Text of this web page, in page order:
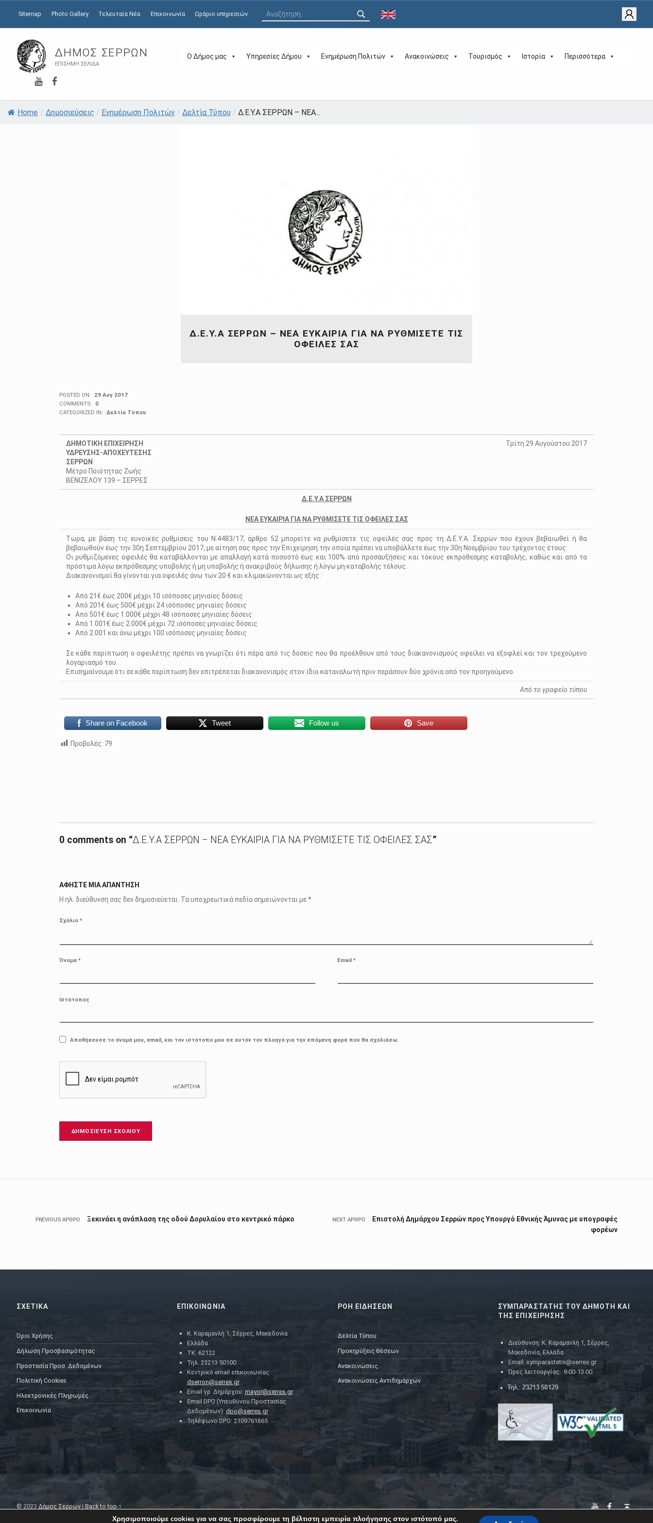
ΔΉΜΟΣ ΣΕΡΡΏΝ
ΕΠΊΣΗΜΗ ΣΕΛΊΔΑ
Ο Δήμος μας Υπηρεσίες Δήμου Ενημέρωση Πολιτών Ανακοινώσεις Τουρισμός Ιστορία Περισσότερα
YouTube
Sitemap Photo Gallery Τελευταία Νέα Επικοινωνία Ωράριο υπηρεσιών
Home / Δημοσιεύσεις / Ενημέρωση Πολιτών / Δελτία Τύπου / Δ.Ε.Υ.Α ΣΕΡΡΩΝ – ΝΕΑ...
Δ.Ε.Υ.Α ΣΕΡΡΩΝ – ΝΕΑ ΕΥΚΑΙΡΙΑ ΓΙΑ ΝΑ ΡΥΘΜΙΣΕΤΕ ΤΙΣ
ΟΦΕΙΛΕΣ ΣΑΣ
POSTED ON:
29 Αυγ 2017
COMMENTS:
0
CATEGORIZED IN: Δελτία Τύπου
ΔΗΜΟΤΙΚΗ ΕΠΙΧΕΙΡΗΣΗ
ΥΔΡΕΥΣΗΣ-ΑΠΟΧΕΥΤΕΣΗΣ
ΣΕΡΡΩΝ
Μέτρο Ποιότητας Ζωής
ΒΕΝΙΖΕΛΟΥ 139 – ΣΕΡΡΕΣ
Τρίτη 29 Αυγούστου 2017
Δ.Ε.Υ.Α ΣΕΡΡΩΝ
ΝΕΑ ΕΥΚΑΙΡΙΑ ΓΙΑ ΝΑ ΡΥΘΜΙΣΕΤΕ ΤΙΣ ΟΦΕΙΛΕΣ ΣΑΣ
Τώρα, με βάση τις ευνοϊκές ρυθμίσεις του Ν.4483/17, άρθρο 52 μπορείτε να ρυθμίσετε τις οφειλές σας προς τη Δ.Ε.Υ.Α. Σερρών που έχουν βεβαιωθεί ή θα
βεβαιωθούν έως την 30η Σεπτεμβρίου 2017, με αίτηση σας προς την Επιχείρηση την οποία πρέπει να υποβάλλετε έως την 30η Νοεμβρίου του τρέχοντος έτους.
Οι ρυθμιζόμενες οφειλές θα καταβάλλονται με απαλλαγή κατά ποσοστό έως και 100% από προσαυξήσεις και τόκους εκπρόθεσμης καταβολής, καθώς και από τα
πρόστιμα λόγω εκπρόθεσμης υποβολής ή μη υποβολής ή ανακριβούς δήλωσης ή λόγω μη καταβολής τέλους.
Διακανονισμοί θα γίνονται για οφειλές άνω των 20 € και κλιμακώνονται ως εξής :
Από 21€ έως 200€ μέχρι 10 ισόποσες μηνιαίες δόσεις
Από 201€ έως 500€ μέχρι 24 ισόποσες μηνιαίες δόσεις
Από 501€ έως 1.000€ μέχρι 48 ισόποσες μηνιαίες δόσεις
Από 1.001€ έως 2.000€ μέχρι 72 ισόποσες μηνιαίες δόσεις
Από 2.001 και άνω μέχρι 100 ισόποσες μηνιαίες δόσεις
Σε κάθε περίπτωση ο οφειλέτης πρέπει να γνωρίζει ότι πέρα από τις δόσεις που θα προέλθουν από τους διακανονισμούς οφείλει να εξοφλεί και τον τρεχούμενο
λογαριασμό του.
Επισημαίνουμε ότι σε κάθε περίπτωση δεν επιτρέπεται διακανονισμός στον ίδιο καταναλωτή πριν περάσουν δύο χρόνια από τον προηγούμενο.
Από το γραφείο τύπου
Share on Facebook Tweet Follow us Save
Προβολές: 79
0 comments on “Δ.Ε.Υ.Α ΣΕΡΡΩΝ – ΝΕΑ ΕΥΚΑΙΡΙΑ ΓΙΑ ΝΑ ΡΥΘΜΙΣΕΤΕ ΤΙΣ ΟΦΕΙΛΕΣ ΣΑΣ”
ΑΦΉΣΤΕ ΜΙΑ ΑΠΆΝΤΗΣΗ
Η ηλ. διεύθυνση σας δεν δημοσιεύεται. Τα υποχρεωτικά πεδία σημειώνονται με*
Σχόλιο *
Όνομα * Email *
Ιστότοπος
Αποθήκευσε το όνομά μου, email, και τον ιστότοπο μου σε αυτόν τον πλοηγό για την επόμενη φορά που θα σχολιάσω.
Πλοήγηση άρθρων
PREVIOUS ΆΡΘΡΟ Ξεκινάει η ανάπλαση της οδού Δορυλαίου στο κεντρικό πάρκο NEXT ΆΡΘΡΟ
Επιστολή Δημάρχου Σερρών προς Υπουργό Εθνικής Άμυνας με υπογραφές
φορέων
ΣΧΕΤΙΚΑ
Όροι Χρήσης
Δήλωση Προσβασιμότητας
Προστασία Προσ. Δεδομένων
Πολιτική Cookies
Ηλεκτρονικές Πληρωμές
Επικοινωνία
ΕΠΙΚΟΙΝΩΝΙΑ
Κ. Καραμανλή 1, Σέρρες, Μακεδονία
Ελλάδα
ΤΚ: 62122
Τηλ. 23213 50100
Κεντρικό email επικοινωνίας:
dserron@serres.gr
Email γρ. Δημάρχου: mayor@serres.gr
Email DPO (Υπευθύνου Προστασίας
Δεδομένων): dpo@serres.gr
Τηλέφωνο DPO: 2109761865
ΡΟΗ ΕΙΔΗΣΕΩΝ
Δελτία Τύπου
Προκηρύξεις θέσεων
Ανακοινώσεις
Ανακοινώσεις Αντιδημάρχων
ΣΥΜΠΑΡΑΣΤΑΤΗΣ ΤΟΥ ΔΗΜΟΤΗ ΚΑΙ
ΤΗΣ ΕΠΙΧΕΙΡΗΣΗΣ
Διεύθυνση: Κ. Καραμανλή 1, Σέρρες,
Μακεδονία, Ελλάδα
Email: symparastatis@serres.gr
Ώρες λειτουργίας: 9.00-13.00
© 2023 Δήμος Σερρών| Back to top ↑
YouTubeFacebook
Χρησιμοποιούμε cookies για να σας προσφέρουμε τη βέλτιστη εμπειρία πλοήγησης στον ιστότοπό μας.